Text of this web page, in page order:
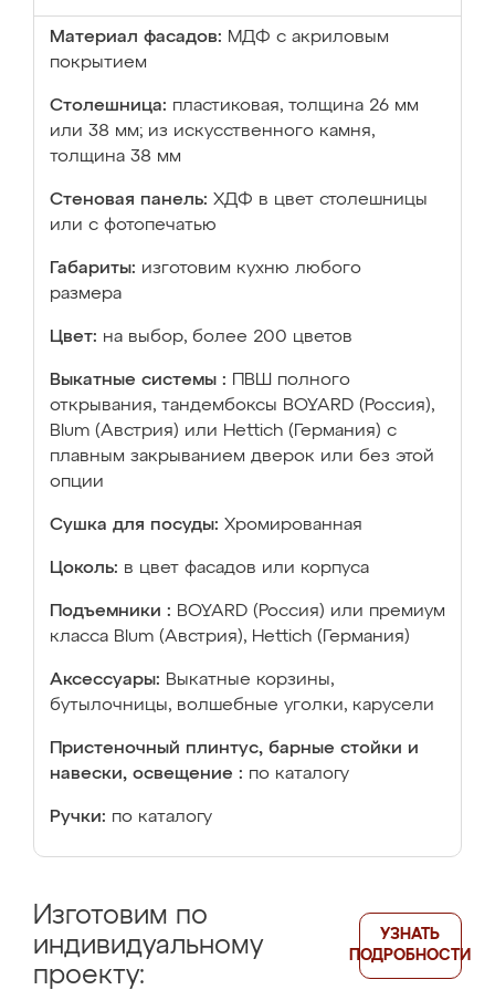
Материал фасадов: МДФ с акриловым
покрытием
Столешница: пластиковая, толщина 26 мм
или 38 мм; из искусственного камня,
толщина 38 мм
Стеновая панель: ХДФ в цвет столешницы
или с фотопечатью
Габариты: изготовим кухню любого
размера
Цвет: на выбор, более 200 цветов
Выкатные системы :
ПВШ полного
открывания, тандембоксы BOYARD (Россия),
Blum (Австрия) или Hettich (Германия) с
плавным закрыванием дверок или без этой
опции
Сушка для посуды: Хромированная
Цоколь: в цвет фасадов или корпуса
Подъемники : BOYARD (Россия) или премиум
класса Blum (Австрия), Hettich (Германия)
Аксессуары: Выкатные корзины,
бутылочницы, волшебные уголки, карусели
Пристеночный плинтус, барные стойки и
навески, освещение : по каталогу
Ручки: по каталогу
Изготовим по
индивидуальному
проекту:
УЗНАТЬ
ПОДРОБНОСТИ